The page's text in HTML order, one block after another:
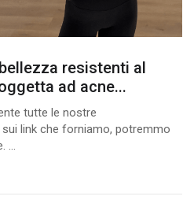
resistenti al
ad acne...
tutte le nostre
link che forniamo, potremmo
...